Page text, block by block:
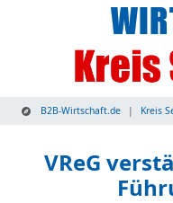
B2B-Wirtschaft.de Kreis
VReG